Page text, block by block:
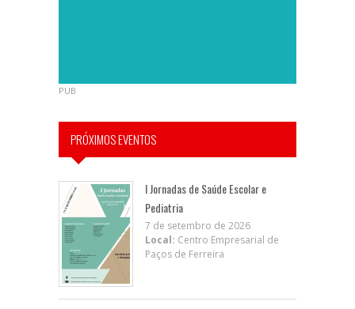
PUB
PRÓXIMOS EVENTOS
I Jornadas de Saúde Escolar e
Pediatria
7 de setembro de 2026
Local: Centro Empresarial de
Paços de Ferreira